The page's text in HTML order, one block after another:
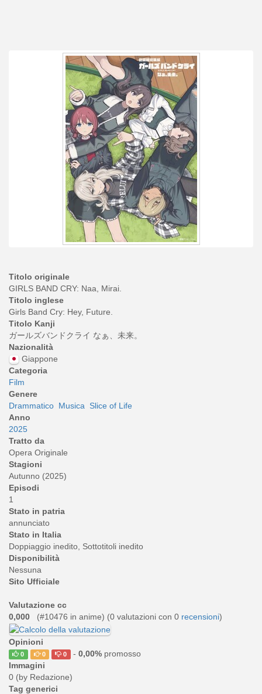
Titolo originale
GIRLS BAND CRY: Naa, Mirai.
Titolo inglese
Girls Band Cry: Hey, Future.
Titolo Kanji
ガールズバンドクライ なぁ、未来。
Nazionalità
Giappone
Categoria
Film
Genere
Drammatico Musica Slice of Life
Anno
2025
Tratto da
Opera Originale
Stagioni
Autunno (2025)
Episodi
1
Stato in patria
annunciato
Stato in Italia
Doppiaggio inedito, Sottotitoli inedito
Disponibilità
Nessuna
Sito Ufficiale
Valutazione cc
0,000
(#10476 in anime) (0 valutazioni con 0 recensioni)
Opinioni
0 0 0 - 0,00%promosso
Immagini
0 (by Redazione)
Tag generici